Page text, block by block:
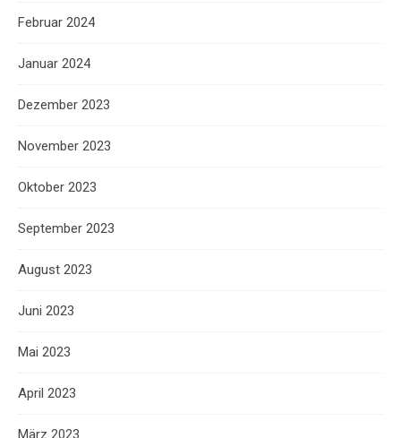
Februar 2024
Januar 2024
Dezember 2023
November 2023
Oktober 2023
September 2023
August 2023
Juni 2023
Mai 2023
April 2023
März 2023